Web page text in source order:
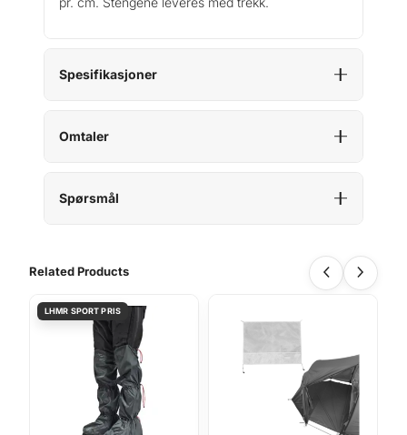
Spesifikasjoner
Omtaler
Spørsmål
Related Products